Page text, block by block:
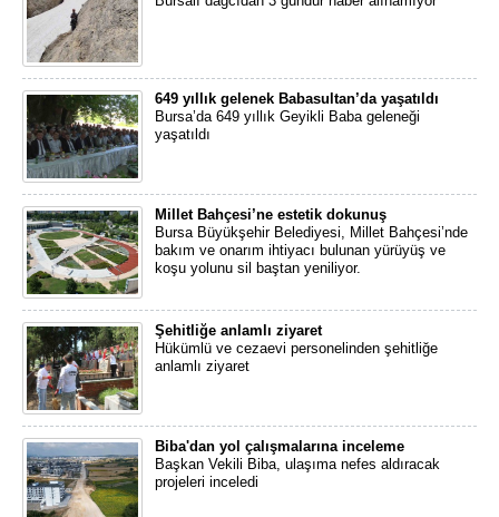
649 yıllık gelenek Babasultan’da yaşatıldı
Bursa’da 649 yıllık Geyikli Baba geleneği
yaşatıldı
Millet Bahçesi’ne estetik dokunuş
Bursa Büyükşehir Belediyesi, Millet Bahçesi’nde
bakım ve onarım ihtiyacı bulunan yürüyüş ve
koşu yolunu sil baştan yeniliyor.
Şehitliğe anlamlı ziyaret
Hükümlü ve cezaevi personelinden şehitliğe
anlamlı ziyaret
Biba'dan yol çalışmalarına inceleme
Başkan Vekili Biba, ulaşıma nefes aldıracak
projeleri inceledi